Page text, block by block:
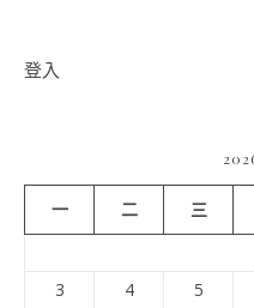
登入
一 二 三
3
4 5